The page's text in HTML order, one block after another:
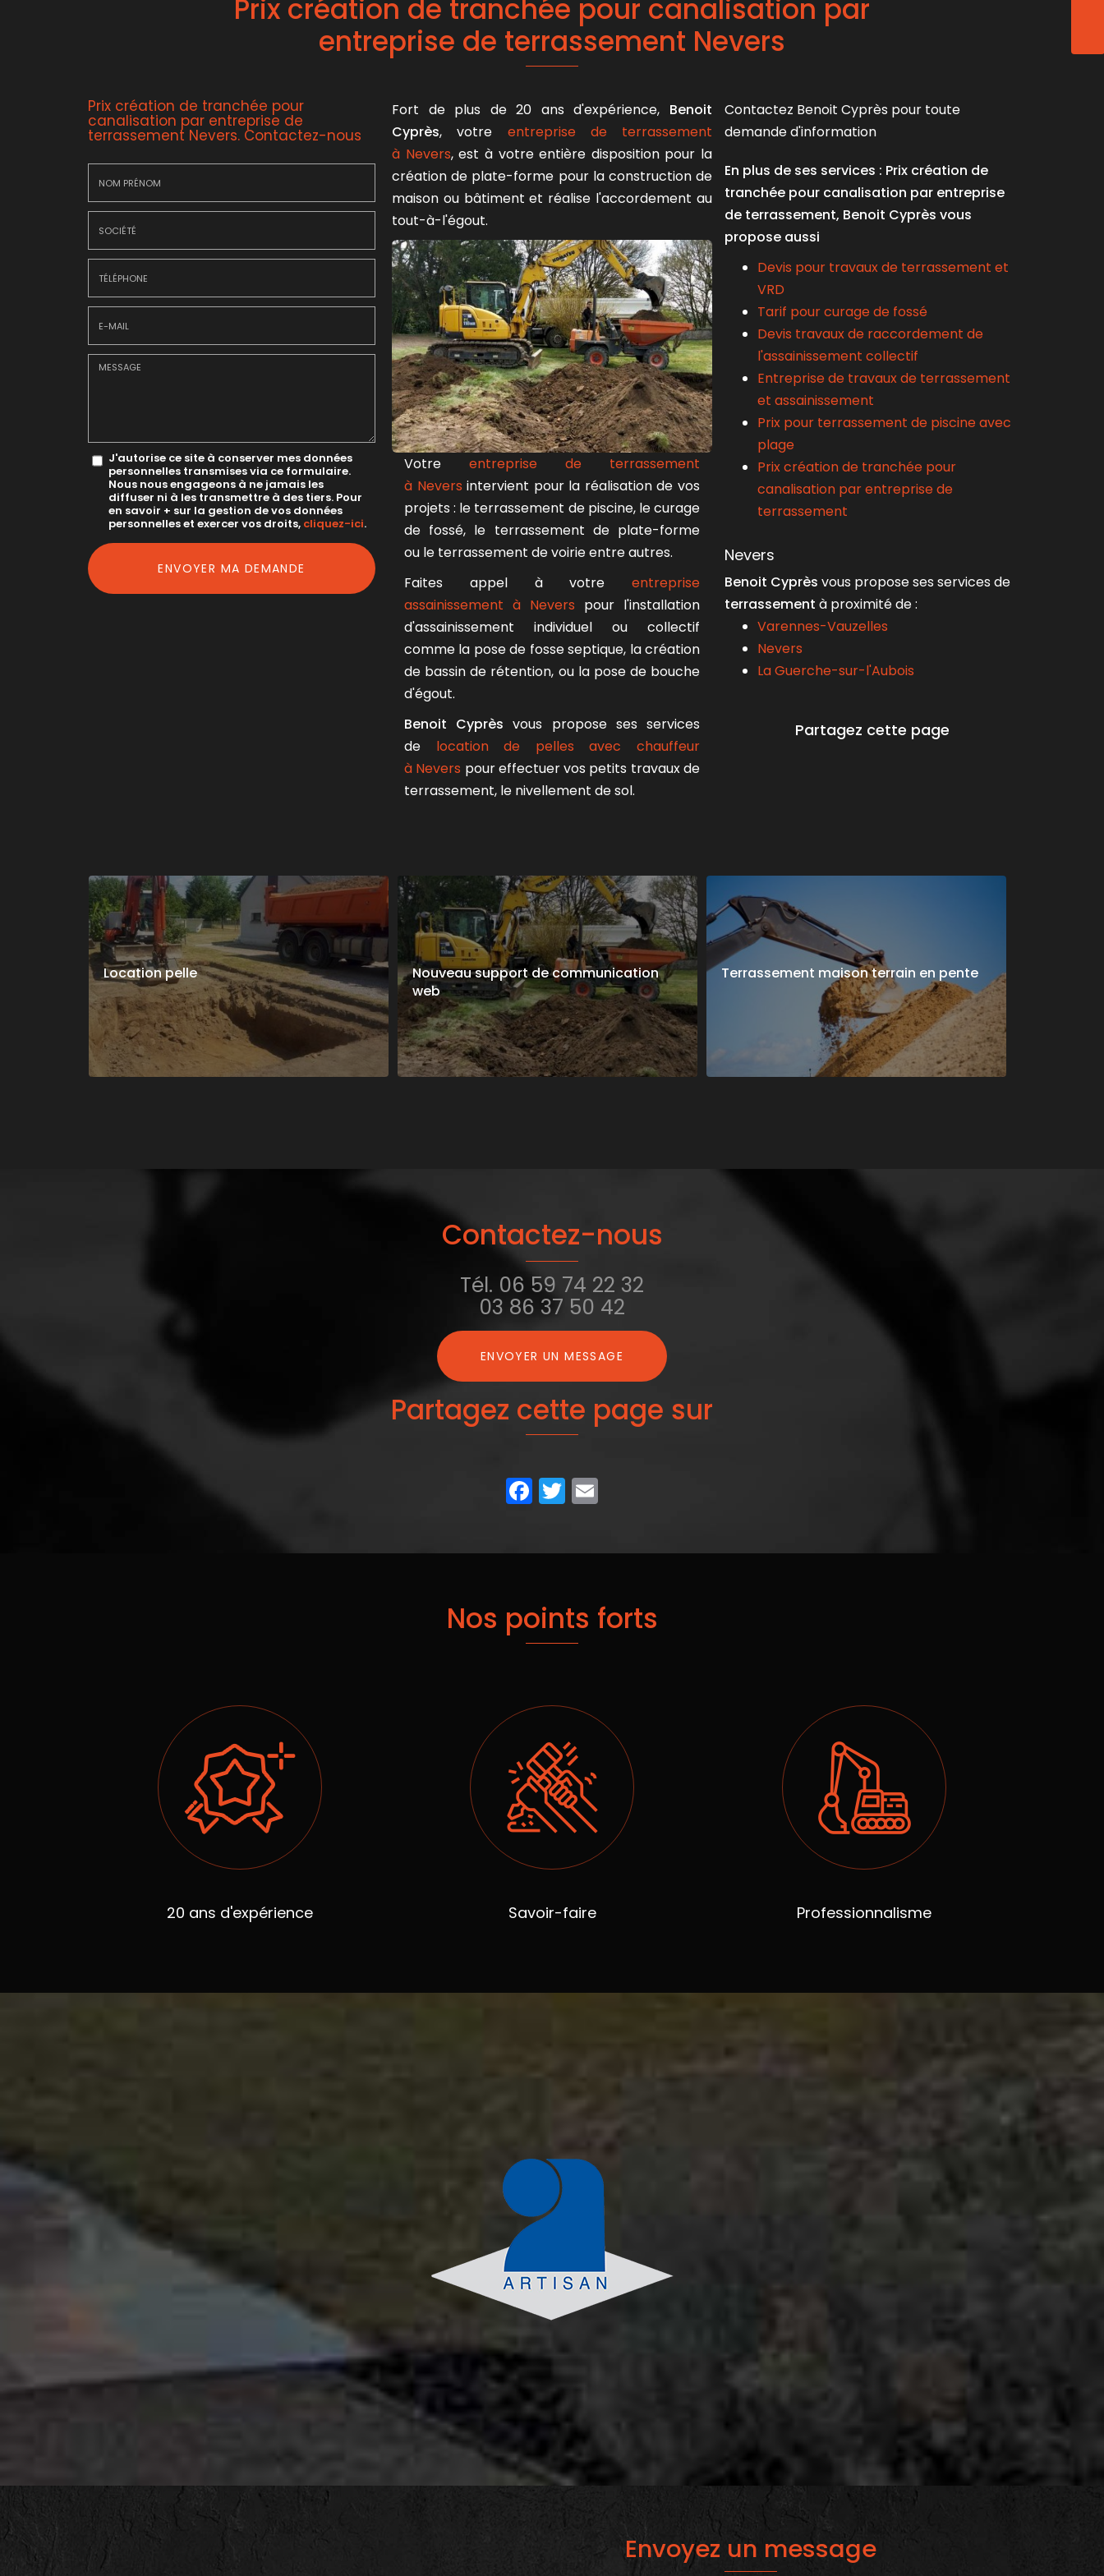
Prix création de tranchée pour canalisation par
entreprise de terrassement Nevers
Prix création de tranchée pour
canalisation par entreprise de
terrassement Nevers. Contactez-nous
Nom
Prénom
Société
Téléphone
E-
Message
J'autorise ce site à conserver mes données
personnelles transmises via ce formulaire.
Nous nous engageons à ne jamais les
diffuser ni à les transmettre à des tiers. Pour
en savoir + sur la gestion de vos données
personnelles et exercer vos droits, cliquez-ici.
Acceptation
RGPD
ENVOYER MA DEMANDE
Fort de plus de 20 ans d'expérience, Benoit
Cyprès, votre entreprise de terrassement
à Nevers, est à votre entière disposition pour la
création de plate-forme pour la construction de
maison ou bâtiment et réalise l'accordement au
tout-à-l'égout.
Votre entreprise de terrassement
à Nevers intervient pour la réalisation de vos
projets : le terrassement de piscine, le curage
de fossé, le terrassement de plate-forme
ou le terrassement de voirie entre autres.
Faites appel à votre entreprise
assainissement à Nevers pour l'installation
d'assainissement individuel ou collectif
comme la pose de fosse septique, la création
de bassin de rétention, ou la pose de bouche
d'égout.
Benoit Cyprès vous propose ses services
de location de pelles avec chauffeur
à Nevers pour effectuer vos petits travaux de
terrassement, le nivellement de sol.
Contactez Benoit Cyprès pour toute
demande d'information
En plus de ses services : Prix création de
tranchée pour canalisation par entreprise
de terrassement, Benoit Cyprès vous
propose aussi
Devis pour travaux de terrassement et
VRD
Tarif pour curage de fossé
Devis travaux de raccordement de
l'assainissement collectif
Entreprise de travaux de terrassement
et assainissement
Prix pour terrassement de piscine avec
plage
Prix création de tranchée pour
canalisation par entreprise de
terrassement
Nevers
Benoit Cyprès vous propose ses services de
terrassement à proximité de :
Varennes-Vauzelles
Nevers
La Guerche-sur-l'Aubois
Location pelle
Nouveau support de communication
web
Terrassement maison terrain en pente
Contactez-nous
Tél. 06 59 74 22 32
03 86 37 50 42
ENVOYER UN MESSAGE
Partagez cette page sur
Facebook
Twitter
Nos points forts
20 ans d'expérience Savoir-faire Professionnalisme
Envoyez un message